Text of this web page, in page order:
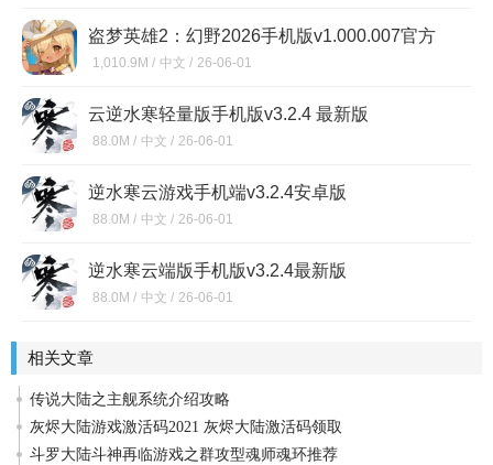
盗梦英雄2：幻野2026手机版v1.000.007官方
版
1,010.9M / 中文 / 26-06-01
云逆水寒轻量版手机版v3.2.4 最新版
88.0M / 中文 / 26-06-01
逆水寒云游戏手机端v3.2.4安卓版
88.0M / 中文 / 26-06-01
逆水寒云端版手机版v3.2.4最新版
88.0M / 中文 / 26-06-01
相关文章
传说大陆之主舰系统介绍攻略
灰烬大陆游戏激活码2021 灰烬大陆激活码领取
斗罗大陆斗神再临游戏之群攻型魂师魂环推荐